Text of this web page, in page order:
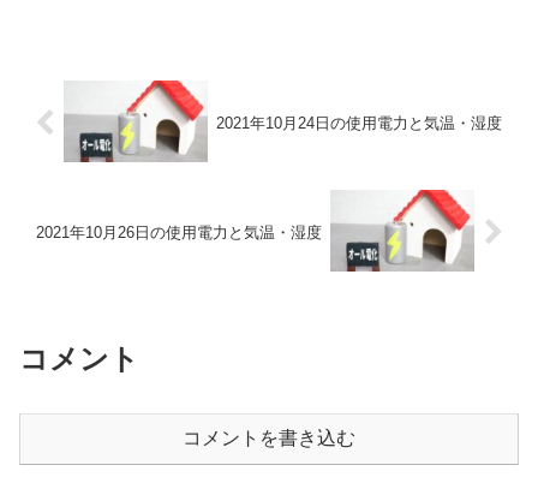
2021年10月24日の使用電力と気温・湿度
2021年10月26日の使用電力と気温・湿度
コメント
コメントを書き込む